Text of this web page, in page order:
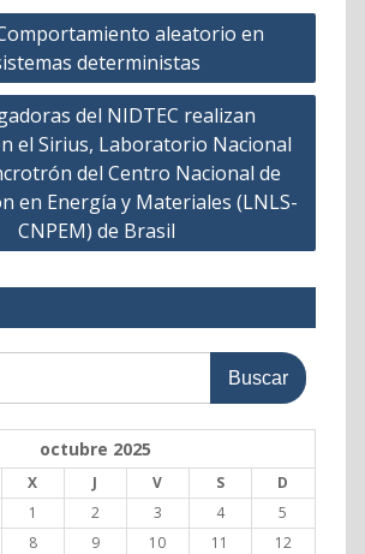
aleatorio en
deterministas
del NIDTEC realizan
el Sirius, Laboratorio Nacional
del Centro Nacional de
en Energía y Materiales (LNLS-
CNPEM) de Brasil
octubre 2025
X J V S
D
1
2 3 4
5
8 9 10 11
12